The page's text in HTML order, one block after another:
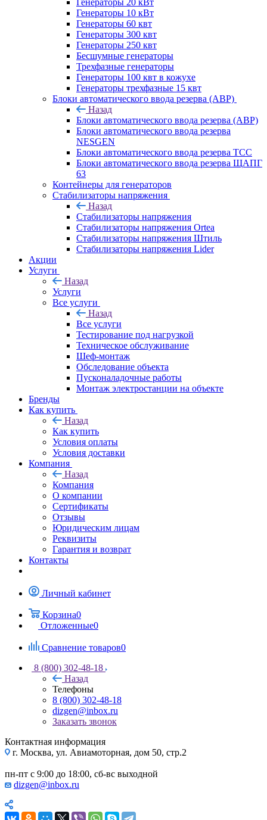
Генераторы 20 кВт
Генераторы 10 кВт
Генераторы 60 квт
Генераторы 300 квт
Генераторы 250 квт
Бесшумные генераторы
Трехфазные генераторы
Генераторы 100 квт в кожухе
Генераторы трехфазные 15 квт
Блоки автоматического ввода резерва (АВР)
Назад
Блоки автоматического ввода резерва (АВР)
Блоки автоматического ввода резерва
NESGEN
Блоки автоматического ввода резерва ТСС
Блоки автоматического ввода резерва ЩАПГ
63
Контейнеры для генераторов
Стабилизаторы напряжения
Назад
Стабилизаторы напряжения
Стабилизаторы напряжения Ortea
Стабилизаторы напряжения Штиль
Стабилизаторы напряжения Lider
Акции
Услуги
Назад
Услуги
Все услуги
Назад
Все услуги
Тестирование под нагрузкой
Техническое обслуживание
Шеф-монтаж
Обследование объекта
Пусконаладочные работы
Монтаж электростанции на объекте
Бренды
Как купить
Назад
Как купить
Условия оплаты
Условия доставки
Компания
Назад
Компания
О компании
Сертификаты
Отзывы
Юридическим лицам
Реквизиты
Гарантия и возврат
Контакты
Личный кабинет
Корзина0
Отложенные0
Сравнение товаров0
8 (800) 302-48-18
Назад
Телефоны
8 (800) 302-48-18
dizgen@inbox.ru
Заказать звонок
Контактная информация
г. Москва, ул. Авиамоторная, дом 50, стр.2
пн-пт с 9:00 до 18:00, сб-вс выходной
dizgen@inbox.ru